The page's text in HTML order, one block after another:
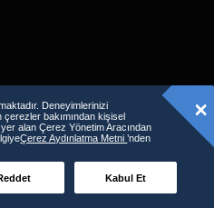
Deneyimlerinizi
çerezler bakımından kişisel
alan Çerez Yönetim Aracından
Çerez Aydınlatma Metni’nden
Kabul Et